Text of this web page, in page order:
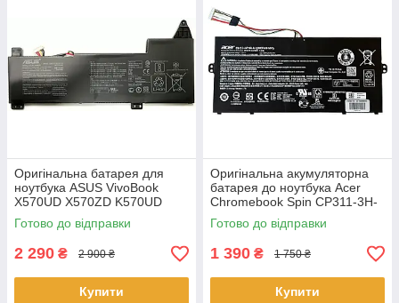
Оригінальна батарея для
ноутбука ASUS VivoBook
X570UD X570ZD K570UD
K570ZD R570UD R570ZD
F570UD - B31N1723
Готово до відправки
2 290 ₴ 2 900 ₴
Купити
Оригінальна акумуляторна
батарея до ноутбука Acer
Chromebook Spin CP311-3H-
K2RJ CP311-2H-C679 CP513-
1HL CP513-1H - AP16L8J
Готово до відправки
1 390 ₴ 1 750 ₴
Купити